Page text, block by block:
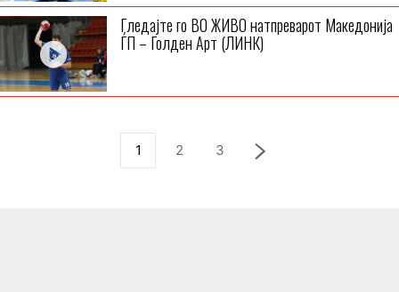
Гледајте го ВО ЖИВО натпреварот Македонија
ЃП – Голден Арт (ЛИНК)
1 2 3